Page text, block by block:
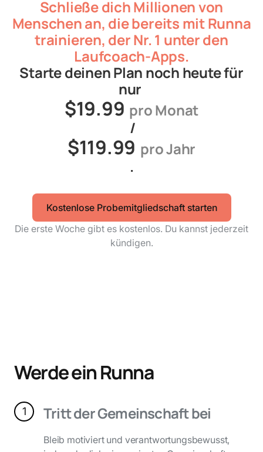
Schließe dich Millionen von
Menschen an, die bereits mit Runna
trainieren, der Nr. 1 unter den
Laufcoach-Apps.
Starte deinen Plan noch heute für
nur
$19.99 pro Monat
/
$119.99 pro Jahr
.
Kostenlose Probemitgliedschaft starten
Die erste Woche gibt es kostenlos. Du kannst jederzeit
kündigen.
Werde ein Runna
1 Tritt der Gemeinschaft bei
Bleib motiviert und verantwortungsbewusst,